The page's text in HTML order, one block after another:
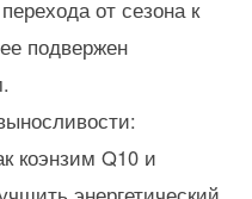
от сезона к
подвержен
коэнзим Q10 и